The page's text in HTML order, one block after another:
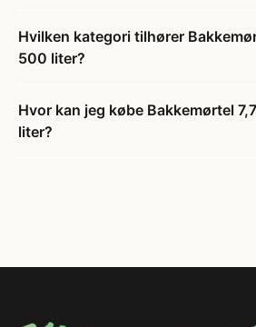
Hvilken kategori tilhører
500 liter?
Hvor kan jeg købe Bakkemørtel
liter?